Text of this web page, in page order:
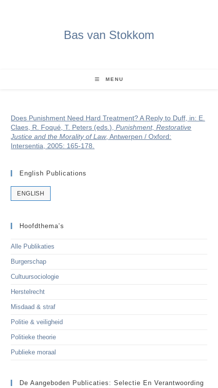
Bas van Stokkom
MENU
Does Punishment Need Hard Treatment? A Reply to Duff, in: E.
Claes, R. Foqué, T. Peters (eds.),Punishment, Restorative
Justice and the Morality of Law, Antwerpen / Oxford:
Intersentia, 2005: 165-178.
English Publications
ENGLISH
Hoofdthema’s
Alle Publikaties
Burgerschap
Cultuursociologie
Herstelrecht
Misdaad & straf
Politie & veiligheid
Politieke theorie
Publieke moraal
De Aangeboden Publicaties: Selectie En Verantwoording